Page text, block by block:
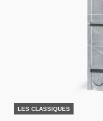
LES CLASSIQUES